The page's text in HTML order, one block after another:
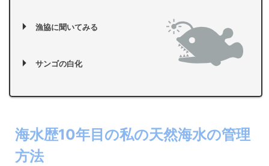
漁協に聞いてみる
サンゴの白化
海水歴10年目の私の天然海水の管理
方法